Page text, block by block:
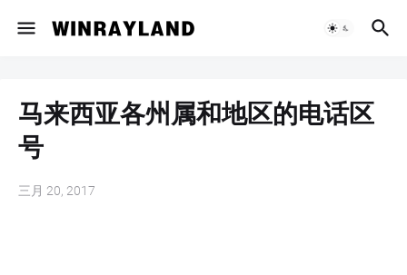
马来西亚各州属和地区的电话区
号
三月 20, 2017